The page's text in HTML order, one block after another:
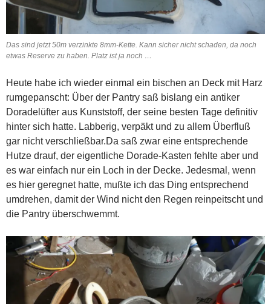
Das sind jetzt 50m verzinkte 8mm-Kette. Kann sicher nicht schaden, da noch
etwas Reserve zu haben. Platz ist ja noch …
Heute habe ich wieder einmal ein bischen an Deck mit Harz
rumgepanscht: Über der Pantry saß bislang ein antiker
Doradelüfter aus Kunststoff, der seine besten Tage definitiv
hinter sich hatte. Labberig, verpäkt und zu allem Überfluß
gar nicht verschließbar.Da saß zwar eine entsprechende
Hutze drauf, der eigentliche Dorade-Kasten fehlte aber und
es war einfach nur ein Loch in der Decke. Jedesmal, wenn
es hier geregnet hatte, mußte ich das Ding entsprechend
umdrehen, damit der Wind nicht den Regen reinpeitscht und
die Pantry überschwemmt.